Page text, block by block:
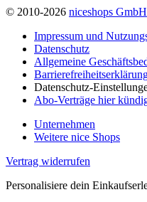
© 2010-2026 niceshops GmbH
Impressum und
Datenschutz
Allgemeine
Datenschutz-
Abo-Verträge hier
Unternehmen
Weitere nice Shops
Vertrag widerrufen
Personalisiere dein